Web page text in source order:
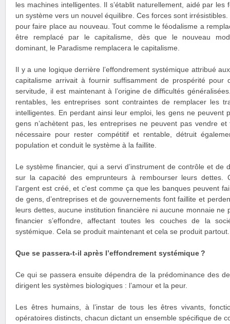
les machines intelligentes. Il s’établit naturellement, aidé par les
un système vers un nouvel équilibre. Ces forces sont irrésistibles.
pour faire place au nouveau. Tout comme le féodalisme a
être remplacé par le capitalisme, dès que le nouveau
dominant, le Paradisme remplacera le capitalisme.
Il y a une logique derrière l’effondrement systémique attribué
capitalisme arrivait à fournir suffisamment de prospérité pour
servitude, il est maintenant à l’origine de difficultés
rentables, les entreprises sont contraintes de remplacer les
intelligentes. En perdant ainsi leur emploi, les gens ne peuvent
gens n’achètent pas, les entreprises ne peuvent pas vendre et
nécessaire pour rester compétitif et rentable, détruit
population et conduit le système à la faillite.
Le système financier, qui a servi d’instrument de contrôle et de
sur la capacité des emprunteurs à rembourser leurs dettes.
l’argent est créé, et c'est comme ça que les banques peuvent
de gens, d’entreprises et de gouvernements font faillite et
leurs dettes, aucune institution financière ni aucune monnaie ne
financier s’effondre, affectant toutes les couches de la
systémique. Cela se produit maintenant et cela se produit partout.
Que se passera-t-il après l’effondrement systémique ?
Ce qui se passera ensuite dépendra de la prédominance des
dirigent les systèmes biologiques : l’amour et la peur.
Les êtres humains, à l’instar de tous les êtres vivants,
opératoires distincts, chacun dictant un ensemble spécifique de